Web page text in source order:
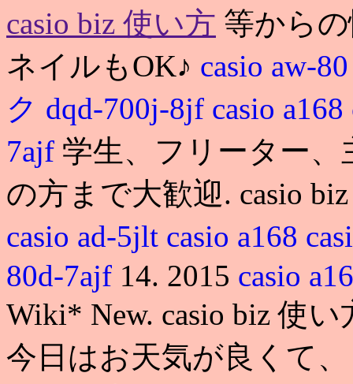
casio biz 使い方 等から
ネイルもOK♪ casio aw-80
ク dqd-700j-8jf casio a168
7ajf 学生、フリーター
の方まで大歓迎. casio
casio ad-5jlt casio a168
80d-7ajf 14. 2015 casio
Wiki* New. casio biz 使
今日はお天気が良くて